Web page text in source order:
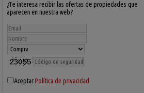
¿Te interesa recibir las ofertas de propiedades que
aparecen en nuestra web?
AceptarPolítica de privacidad